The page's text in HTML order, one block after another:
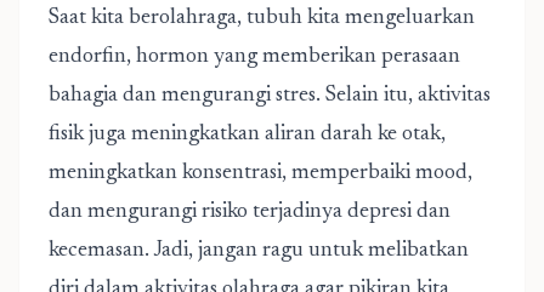
Saat kita berolahraga, tubuh kita mengeluarkan
endorfin, hormon yang memberikan perasaan
bahagia dan mengurangi stres. Selain itu, aktivitas
fisik juga meningkatkan aliran darah ke otak,
meningkatkan konsentrasi, memperbaiki mood,
dan mengurangi risiko terjadinya depresi dan
kecemasan. Jadi, jangan ragu untuk melibatkan